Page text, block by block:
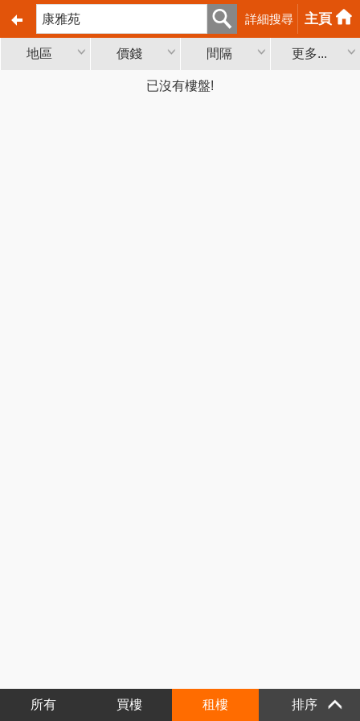
詳細搜尋 主頁
地區 價錢 間隔 更多...
已沒有樓盤!
所有 買樓 租樓 排序